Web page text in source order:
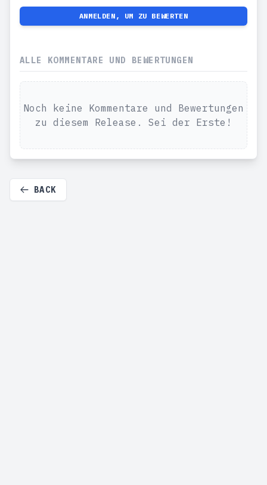
ANMELDEN, UM ZU BEWERTEN
ALLE KOMMENTARE UND BEWERTUNGEN
Noch keine Kommentare und Bewertungen
zu diesem Release. Sei der Erste!
BACK